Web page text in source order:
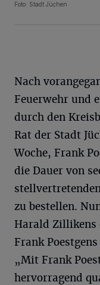
Foto: Stadt Jüchen
Nach
Feuerwehr und
durch den
Rat der Stadt
Woche, Frank
die Dauer von
zu bestellen.
Harald Zillikens
Frank
„Mit Frank
hervorragend